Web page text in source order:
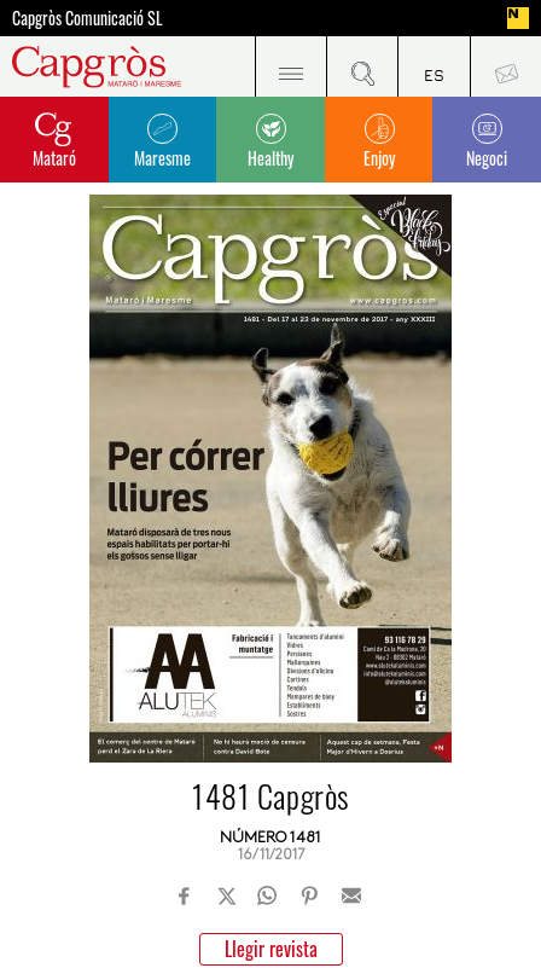
Capgròs Comunicació SL
Mataró Maresme Healthy Enjoy Negoci
1481 Capgròs
NÚMERO 1481
16/11/2017
Llegir revista